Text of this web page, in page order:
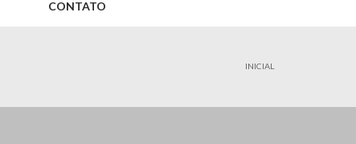
CONTATO
INICIAL